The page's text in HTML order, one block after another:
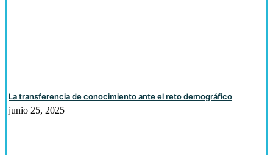
La transferencia de conocimiento ante el reto demográfico
junio 25, 2025